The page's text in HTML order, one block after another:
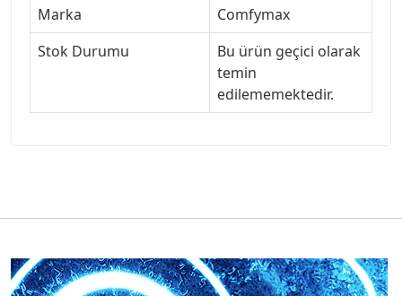
Marka
Comfymax
Stok Durumu
Bu ürün geçici olarak
temin
edilememektedir.